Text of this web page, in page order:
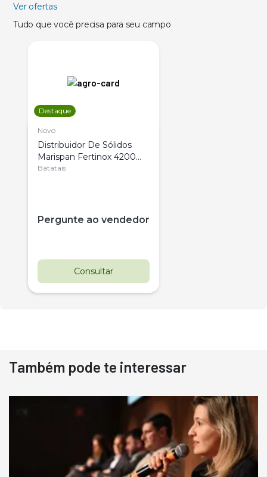
Ver ofertas
Tudo que você precisa para seu campo
Destaque
Novo
Distribuidor De Sólidos
Marispan Fertinox 4200
Citrus
Batatais
Pergunte ao vendedor
Consultar
Destaque
Usado
Pá Carregadeira Cat 966
Também pode te interessar